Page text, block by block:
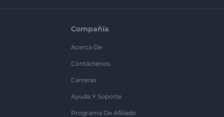
Compañía
Acerca De
Contáctenos
Carreras
Ayuda Y Soporte
Programa De Afiliado